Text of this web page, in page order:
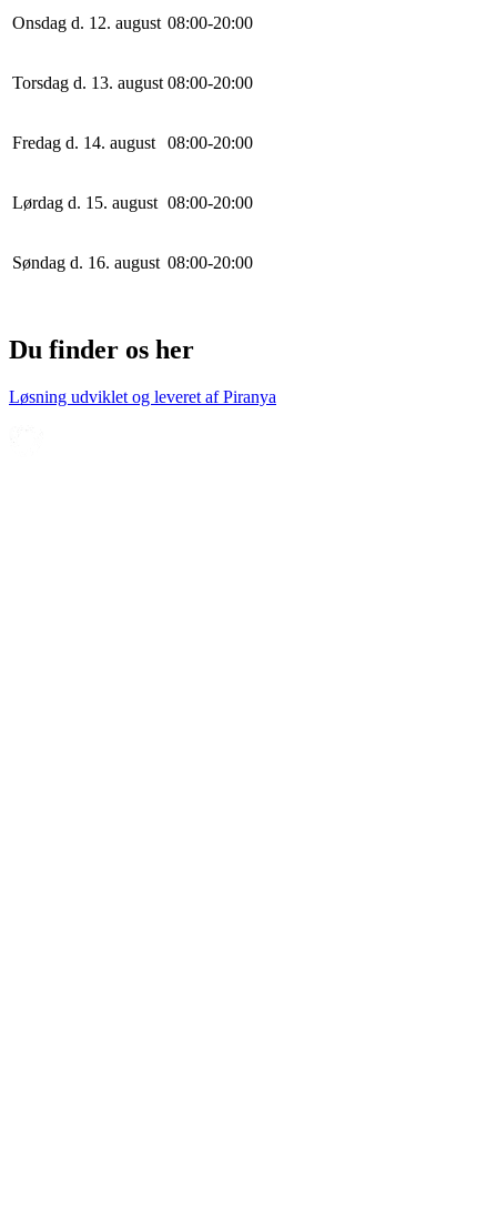
Onsdag d. 12. august 08:00-20:00
Torsdag d. 13. august 08:00-20:00
Fredag d. 14. august 08:00-20:00
Lørdag d. 15. august 08:00-20:00
Søndag d. 16. august 08:00-20:00
Du finder os her
Løsning udviklet og leveret afPiranya